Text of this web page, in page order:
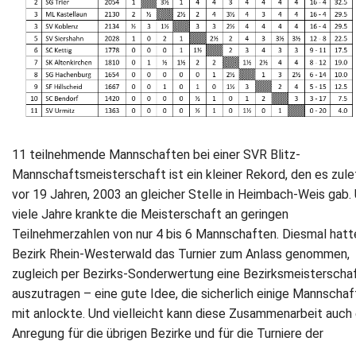
11 teilnehmende Mannschaften bei einer SVR Blitz-
Mannschaftsmeisterschaft ist ein kleiner Rekord, den es
vor 19 Jahren, 2003 an gleicher Stelle in Heimbach-Weis gab.
viele Jahre krankte die Meisterschaft an geringen
Teilnehmerzahlen von nur 4 bis 6 Mannschaften. Diesmal
Bezirk Rhein-Westerwald das Turnier zum Anlass genommen,
zugleich per Bezirks-Sonderwertung eine
auszutragen – eine gute Idee, die sicherlich einige
mit anlockte. Und vielleicht kann diese Zusammenarbeit auch
Anregung für die übrigen Bezirke und für die Turniere der